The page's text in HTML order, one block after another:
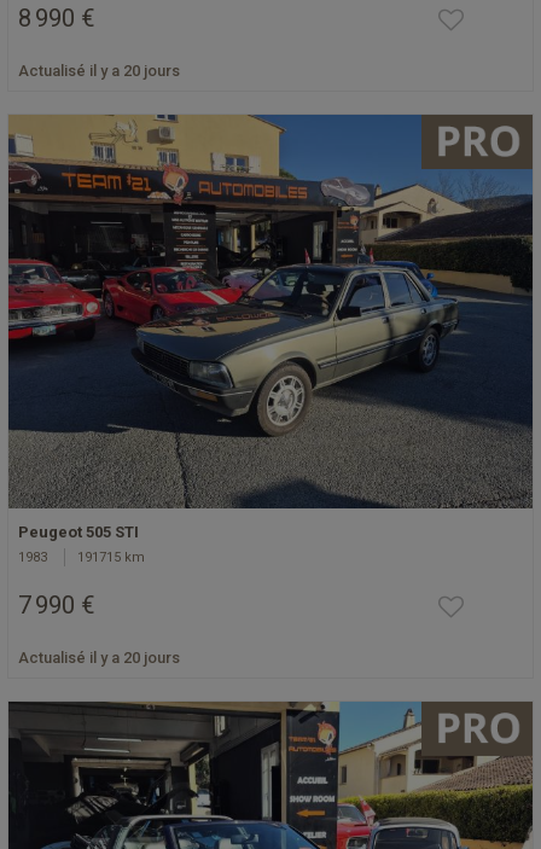
8 990 €
Actualisé il y a 20 jours
Peugeot 505 STI
1983 191715 km
7 990 €
Actualisé il y a 20 jours